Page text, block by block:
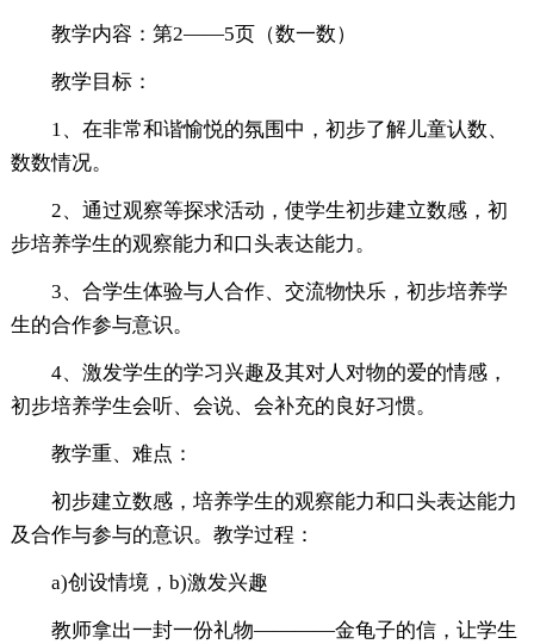
教学内容：第2——5页（数一数）
教学目标：
1、在非常和谐愉悦的氛围中，初步了解儿童认数、
数数情况。
2、通过观察等探求活动，使学生初步建立数感，初
步培养学生的观察能力和口头表达能力。
3、合学生体验与人合作、交流物快乐，初步培养学
生的合作参与意识。
4、激发学生的学习兴趣及其对人对物的爱的情感，
初步培养学生会听、会说、会补充的良好习惯。
教学重、难点：
初步建立数感，培养学生的观察能力和口头表达能力
及合作与参与的意识。教学过程：
a)创设情境，b)激发兴趣
教师拿出一封一份礼物————金龟子的信，让学生